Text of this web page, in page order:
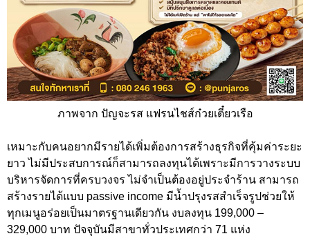
ภาพจาก ปัญจะรส แฟรนไชส์ก๋วยเตี๋ยวเรือ
เหมาะกับคนอยากมีรายได้เพิ่มต้องการสร้างธุรกิจที่คุ้มค่าระยะ
ยาว ไม่มีประสบการณ์ก็สามารถลงทุนได้เพราะมีการวางระบบ
บริหารจัดการที่ครบวงจร ไม่จำเป็นต้องอยู่ประจำร้าน สามารถ
สร้างรายได้แบบ passive income มีน้ำปรุงรสสำเร็จรูปช่วยให้
ทุกเมนูอร่อยเป็นมาตรฐานเดียวกัน งบลงทุน 199,000 –
329,000 บาท ปัจจุบันมีสาขาทั่วประเทศกว่า 71 แห่ง